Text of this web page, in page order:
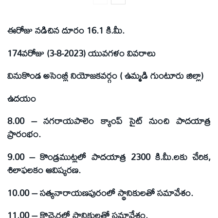
ఈరోజు నడిచిన దూరం 16.1 కి.మీ.
174వరోజు (3-8-2023) యువగళం వివరాలు
వినుకొండ అసెంబ్లీ నియోజకవర్గం ( ఉమ్మడి గుంటూరు జిల్లా)
ఉదయం
8.00 – నగరాయపాలెం క్యాంప్ సైట్ నుంచి పాదయాత్ర
ప్రారంభం.
9.00 – కొండ్రముట్లలో పాదయాత్ర 2300 కి.మీ.లకు చేరిక,
శిలాఫలకం ఆవిష్కరణ.
10.00 – సత్యనారాయణపురంలో స్థానికులతో సమావేశం.